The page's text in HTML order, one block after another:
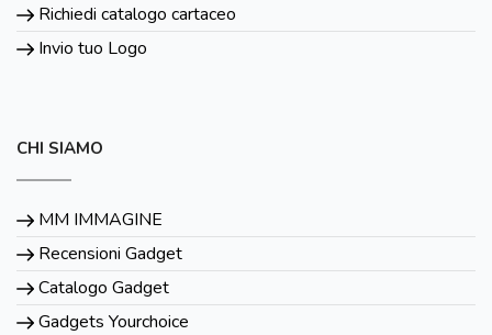
Richiedi catalogo cartaceo
Invio tuo Logo
CHI SIAMO
MM IMMAGINE
Recensioni Gadget
Catalogo Gadget
Gadgets Yourchoice